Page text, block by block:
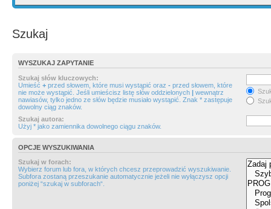
Szukaj
WYSZUKAJ ZAPYTANIE
Szukaj słów kluczowych:
Umieść + przed słowem, które musi wystąpić oraz - przed słowem, które
nie może wystąpić. Jeśli umieścisz listę słów oddzielonych | wewnątrz
nawiasów, tylko jedno ze słów będzie musiało wystąpić. Znak * zastępuje
dowolny ciąg znaków.
Szukaj autora:
Użyj * jako zamiennika dowolnego ciągu znaków.
OPCJE WYSZUKIWANIA
Szukaj w forach:
Wybierz forum lub fora, w których chcesz przeprowadzić wyszukiwanie.
Subfora zostaną przeszukanie automatycznie jeżeli nie wyłączysz opcji
poniżej “szukaj w subforach“.